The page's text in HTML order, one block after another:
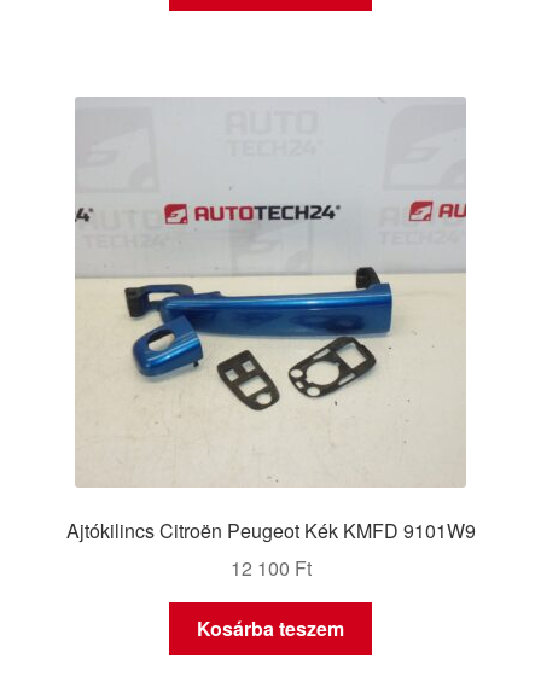
Ajtókilincs Citroën Peugeot Kék KMFD 9101W9
12 100 Ft
Kosárba teszem